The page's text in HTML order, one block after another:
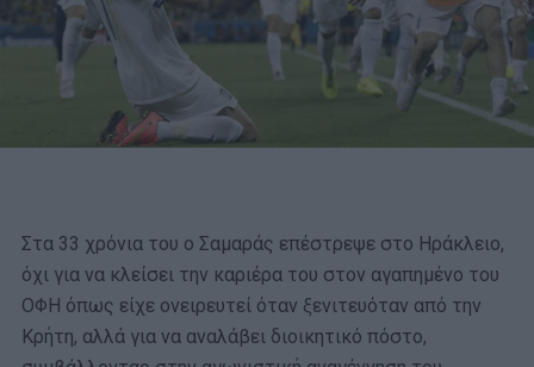
Στα 33 χρόνια του ο Σαμαράς επέστρεψε στο Ηράκλειο,
όχι για να κλείσει την καριέρα του στον αγαπημένο του
ΟΦΗ όπως είχε ονειρευτεί όταν ξενιτευόταν από την
Κρήτη, αλλά για να αναλάβει διοικητικό πόστο,